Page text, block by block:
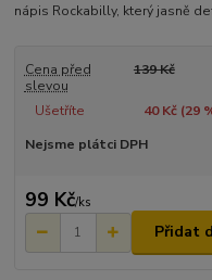
nápis Rockabilly, který jasně
Cena před
slevou
139 Kč
Ušetříte 40 Kč (29
Nejsme plátci DPH
99 Kč/ks
Přidat